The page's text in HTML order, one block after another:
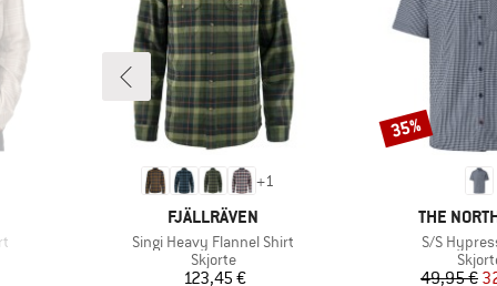
+1
MÆRKE
FJÄLLRÄVEN
Artikel
Singi Heavy Flannel Shirt
Produktgruppe
Skjorte
Pris
123,45 €
MÆRKE
THE
Artikel
S/S
49,95 €
Rabat
35%